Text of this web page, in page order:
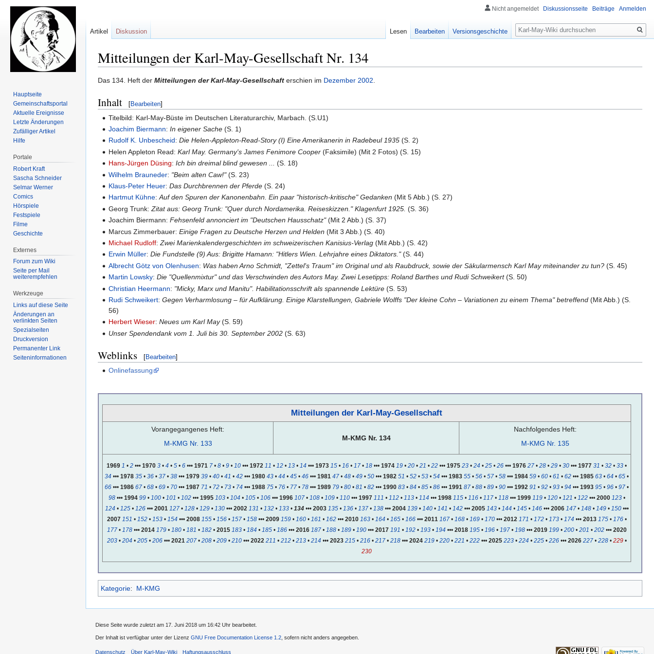
Mitteilungen der Karl-May-Gesellschaft Nr. 134
Zur
springen
Zur
springen
Das 134. Heft der Mitteilungen der Karl-May-Gesellschaft erschien im Dezember 2002.
Inhalt [Bearbeiten]
Titelbild: Karl-May-Büste im Deutschen Literaturarchiv, Marbach. (S.U1)
Joachim Biermann:In eigener Sache (S. 1)
Rudolf K. Unbescheid:Die Helen-Appleton-Read-Story (I) Eine Amerikanerin in Radebeul 1935 (S. 2)
Helen Appleton Read:Karl May. Germany's James Fenimore Cooper (Faksimile) (Mit 2 Fotos) (S. 15)
Hans-Jürgen Düsing:Ich bin dreimal blind gewesen ... (S. 18)
Wilhelm Brauneder: "Beim alten Caw!"(S. 23)
Klaus-Peter Heuer:Das Durchbrennen der Pferde (S. 24)
Hartmut Kühne:Auf den Spuren der Kanonenbahn. Ein paar "historisch-kritische" Gedanken (Mit 5 Abb.) (S. 27)
Georg Trunk:Zitat aus: Georg Trunk: "Quer durch Nordamerika. Reiseskizzen." Klagenfurt 1925. (S. 36)
Joachim Biermann:Fehsenfeld annonciert im "Deutschen Hausschatz"(Mit 2 Abb.) (S. 37)
Marcus Zimmerbauer:Einige Fragen zu Deutsche Herzen und Helden (Mit 3 Abb.) (S. 40)
Michael Rudloff:Zwei Marienkalendergeschichten im schweizerischen Kanisius-Verlag (Mit Abb.) (S. 42)
Erwin Müller:Die Fundstelle (9) Aus: Brigitte Hamann: "Hitlers Wien. Lehrjahre eines Diktators."(S. 44)
Albrecht Götz von Olenhusen: Was haben Arno Schmidt, "Zettel's Traum" im Original und als Raubdruck, sowie der Säkularmensch Karl May miteinander zu tun? (S. 45)
Martin Lowsky:Die "Quellenmixtur" und das Verschwinden des Autors May. Zwei Lesetipps: Roland Barthes und Rudi Schweikert(S. 50)
Christian Heermann: "Micky, Marx und Manitu". Habilitationsschrift als spannende Lektüre (S. 53)
Rudi Schweikert:Gegen Verharmlosung – für Aufklärung. Einige Klarstellungen, Gabriele Wolffs "Der kleine Cohn – Variationen zu einem Thema" betreffend (Mit Abb.) (S.
56)
Herbert Wieser:Neues um Karl May(S. 59)
Unser Spendendank vom 1. Juli bis 30. September 2002 (S. 63)
Weblinks [Bearbeiten]
Onlinefassung
Mitteilungen der Karl-May-Gesellschaft
Vorangegangenes Heft:
M-KMG Nr. 133
M-KMG Nr. 134
Nachfolgendes Heft:
M-KMG Nr. 135
1969 1 • 2 ••• 1970 3 • 4 • 5 • 6 ••• 1971 7 • 8 • 9 • 10 ••• 1972 11 • 12 • 13 • 14 ••• 1973 15 • 16 • 17 • 18 ••• 1974 19 • 20 • 21 • 22 ••• 1975 23 • 24 • 25 • 26 ••• 1976 27 • 28 • 29 • 30 ••• 1977 31 • 32 • 33 •
34 ••• 1978 35 • 36 • 37 • 38 ••• 1979 39 • 40 • 41 • 42 ••• 1980 43 • 44 • 45 • 46 ••• 1981 47 • 48 • 49 • 50 ••• 1982 51 • 52 • 53 • 54 ••• 1983 55 • 56 • 57 • 58 ••• 1984 59 • 60 • 61 • 62 ••• 1985 63 • 64 • 65 •
66 ••• 1986 67 • 68 • 69 • 70 ••• 1987 71 • 72 • 73 • 74 ••• 1988 75 • 76 • 77 • 78 ••• 1989 79 • 80 • 81 • 82 ••• 1990 83 • 84 • 85 • 86 ••• 1991 87 • 88 • 89 • 90 ••• 1992 91 • 92 • 93 • 94 ••• 1993 95 • 96 • 97 •
98••• 1994 99• 100• 101 • 102••• 1995 103• 104• 105• 106••• 1996 107• 108• 109• 110••• 1997 111 • 112• 113• 114••• 1998 115• 116• 117• 118••• 1999 119• 120• 121 • 122••• 2000 123•
124• 125• 126••• 2001 127• 128• 129• 130••• 2002 131 • 132• 133• 134••• 2003 135• 136• 137• 138••• 2004 139• 140• 141 • 142••• 2005 143• 144• 145• 146••• 2006 147• 148• 149• 150•••
2007 151 • 152• 153• 154••• 2008 155• 156• 157• 158••• 2009 159• 160• 161 • 162••• 2010 163• 164• 165• 166••• 2011 167• 168• 169• 170••• 2012 171 • 172• 173• 174••• 2013 175• 176•
177• 178••• 2014 179• 180• 181 • 182• 2015 183• 184• 185• 186••• 2016 187• 188• 189• 190••• 2017 191 • 192• 193• 194••• 2018 195• 196• 197• 198••• 2019 199• 200• 201 • 202••• 2020
203• 204• 205• 206••• 2021 207• 208• 209• 210••• 2022 211 • 212• 213• 214••• 2023 215• 216• 217• 218••• 2024 219• 220• 221 • 222••• 2025 223• 224• 225• 226••• 2026 227• 228• 229•
230
Kategorie: M-KMG
Nicht angemeldet Diskussionsseite Beiträge Anmelden
Artikel Diskussion Lesen Bearbeiten Versionsgeschichte
Suche
Hauptseite
Gemeinschafts­portal
Aktuelle Ereignisse
Letzte Änderungen
Zufälliger Artikel
Hilfe
Portale
Robert Kraft
Sascha Schneider
Selmar Werner
Comics
Hörspiele
Festspiele
Filme
Geschichte
Externes
Forum zum Wiki
Seite per Mail
weiterempfehlen
Werkzeuge
Links auf diese Seite
Änderungen an
verlinkten Seiten
Spezialseiten
Druckversion
Permanenter Link
Seiten­informationen
Diese Seite wurde zuletzt am 17. Juni 2018 um 16:42 Uhr bearbeitet.
Der Inhalt ist verfügbar unter der Lizenz GNU Free Documentation License 1.2 , sofern nicht anders angegeben.
Datenschutz Über Karl-May-Wiki Haftungsausschluss